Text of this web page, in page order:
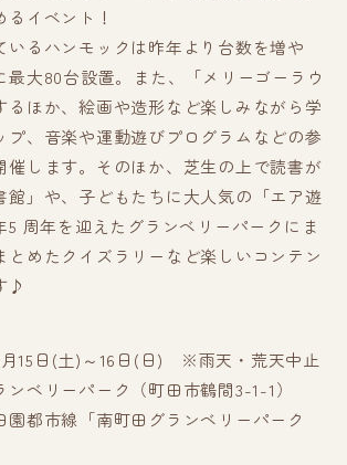
るイベント！
いるハンモックは昨年より台数を増や
最大80台設置。また、「メリーゴーラウ
るほか、絵画や造形など楽しみながら学
プ、音楽や運動遊びプログラムなどの参
催します。そのほか、芝生の上で読書が
館」や、子どもたちに大人気の「エア遊
5 周年を迎えたグランベリーパークにま
とめたクイズラリーなど楽しいコンテン
♪
月15日(土)～16日(日) ※雨天・荒天中止
ンベリーパーク（町田市鶴間3-1-1）
園都市線「南町田グランベリーパーク